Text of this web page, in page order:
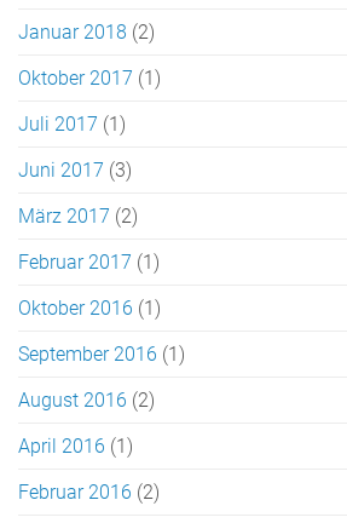
Januar 2018 (2)
Oktober 2017 (1)
Juli 2017 (1)
Juni 2017 (3)
März 2017 (2)
Februar 2017 (1)
Oktober 2016 (1)
September 2016 (1)
August 2016 (2)
April 2016 (1)
Februar 2016 (2)